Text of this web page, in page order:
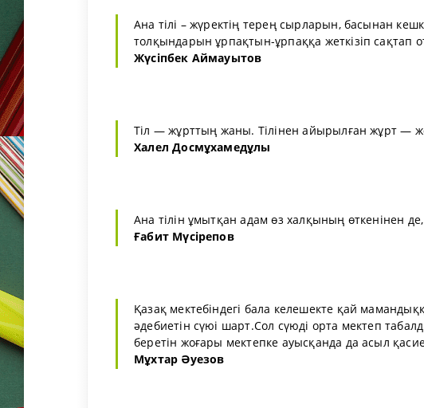
Ана тілі – жүректің терең сырларын, басынан
толқындарын ұрпақтын-ұрпаққа жеткізіп сақтап
Жүсіпбек Аймауытов
Тіл — жұрттың жаны. Тілінен айырылған жұрт —
Халел Досмұхамедұлы
Ана тілін ұмытқан адам өз халқының өткенінен
Ғабит Мүсірепов
Қазақ мектебіндегі бала келешекте қай
әдебиетін сүюі шарт.Сол сүюді орта мектеп
беретін жоғары мектепке ауысқанда да асыл
Мұхтар Әуезов